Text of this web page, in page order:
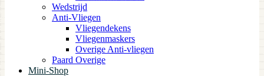
Wedstrijd
Anti-Vliegen
Vliegendekens
Vliegenmaskers
Overige Anti-vliegen
Paard Overige
Mini-Shop